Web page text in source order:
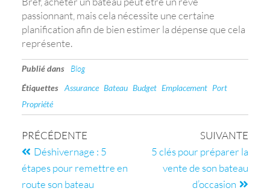
passionnant, mais cela nécessite une certaine
planification afin de bien estimer la dépense que cela
représente.
Publié dans
Blog
Étiquettes Assurance Bateau Budget Emplacement Port
Propriété
PRÉCÉDENTE
Déshivernage : 5
étapes pour remettre en
route son bateau
SUIVANTE
5 clés pour préparer la
vente de son bateau
d’occasion